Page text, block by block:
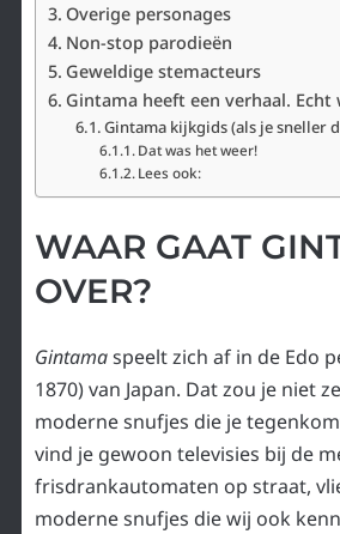
Overige personages
Non-stop parodieën
Geweldige stemacteurs
Gintama heeft een verhaal. Echt
Gintama kijkgids (als je sneller
Dat was het weer!
Lees ook:
WAAR GAAT
OVER?
Gintamaspeelt zich af in de Edo
1870) van Japan. Dat zou je niet
moderne snufjes die je
vind je gewoon televisies bij de
frisdrankautomaten op straat,
moderne snufjes die wij ook